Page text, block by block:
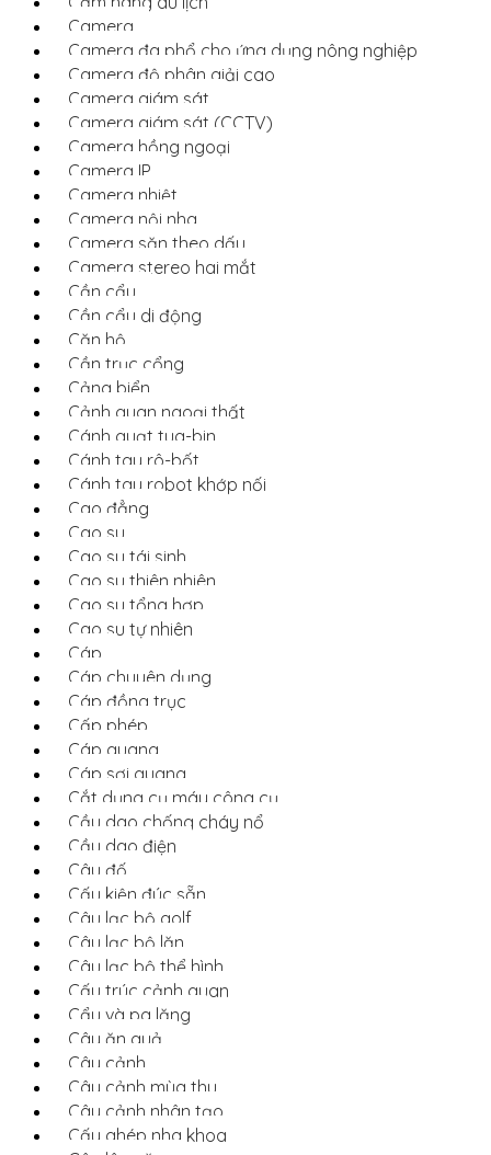
Camera
Camera đa phổ cho ứng dụng nông nghiệp
Camera độ phân giải cao
Camera giám sát
Camera giám sát (CCTV)
Camera hồng ngoại
Camera IP
Camera nhiệt
Camera nội nha
Camera săn theo dấu
Camera stereo hai mắt
Cần cẩu
Cần cẩu di động
Căn hộ
Cần trục cổng
Cảng biển
Cảnh quan ngoại thất
Cánh quạt tua-bin
Cánh tay rô-bốt
Cánh tay robot khớp nối
Cao đẳng
Cao su
Cao su tái sinh
Cao su thiên nhiên
Cao su tổng hợp
Cao su tự nhiên
Cáp
Cáp chuyên dụng
Cáp đồng trục
Cấp phép
Cáp quang
Cáp sợi quang
Cắt dụng cụ máy công cụ
Cầu dao chống cháy nổ
Cầu dao điện
Câu đố
Cấu kiện đúc sẵn
Câu lạc bộ golf
Câu lạc bộ lặn
Câu lạc bộ thể hình
Cấu trúc cảnh quan
Cẩu và pa lăng
Cây ăn quả
Cây cảnh
Cây cảnh mùa thu
Cây cảnh nhân tạo
Cấy ghép nha khoa